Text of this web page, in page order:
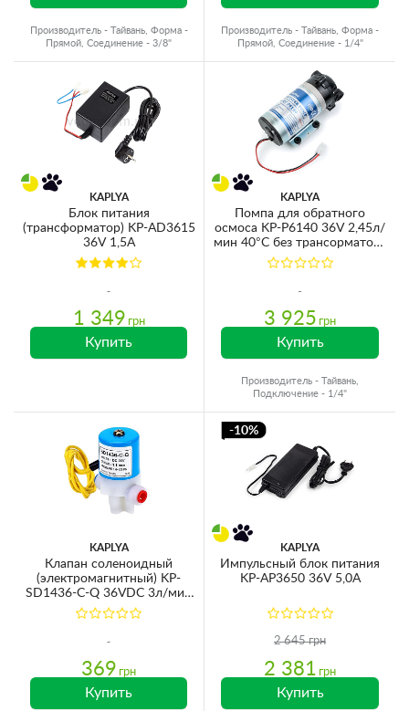
Производитель - Тайвань, Форма -
Прямой, Соединение - 3/8"
Производитель - Тайвань, Форма -
Прямой, Соединение - 1/4"
KAPLYA
Блок питания
(трансформатор) KP-AD3615
36V 1,5A
1 349 грн
Купить
KAPLYA
Помпа для обратного
осмоса KP-P6140 36V 2,45л/
мин 40°C без трансорматора
и датчиков (для мембран
300-400GPD)
3 925 грн
Купить
Производитель - Тайвань,
Подключение - 1/4"
KAPLYA
Клапан соленоидный
(электромагнитный) KP-
SD1436-C-Q 36VDC 3л/мин
8,3bar 1/4'' Quick Connection
369 грн
Купить
-10%
KAPLYA
Импульсный блок питания
KP-AP3650 36V 5,0A
2 645 грн
2 381 грн
Купить